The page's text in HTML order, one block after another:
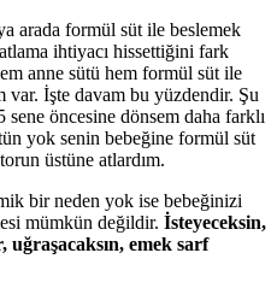
arada formül süt ile beslemek
ihtiyacı hissettiğini fark
anne sütü hem formül süt ile
var. İşte davam bu yüzdendir. Şu
öncesine dönsem daha farklı
yok senin bebeğine formül süt
üstüne atlardım.
bir neden yok ise bebeğinizi
mümkün değildir. İsteyeceksin,
uğraşacaksın, emek sarf